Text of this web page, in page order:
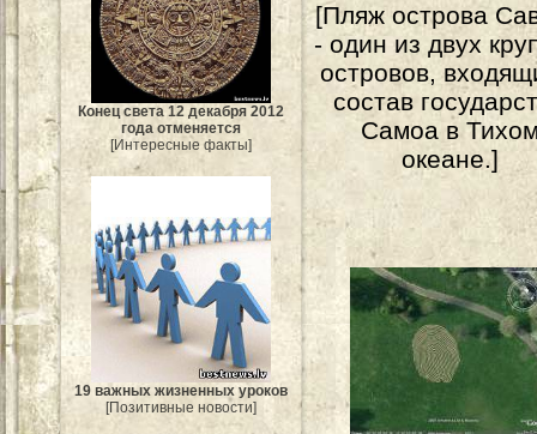
Конец света 12 декабря 2012
года отменяется
[Интересные факты]
19 важных жизненных уроков
[Позитивные новости]
[Пляж острова
- один из двух
островов,
состав
Самоа в
океане.]